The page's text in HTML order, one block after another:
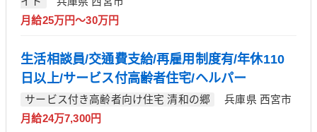
月給25万円～30万円
生活相談員/交通費支給/再雇用制度有/年休110
日以上/サービス付高齢者住宅/ヘルパー
サービス付き高齢者向け住宅 清和の郷
兵庫県 西宮市
月給24万7,300円